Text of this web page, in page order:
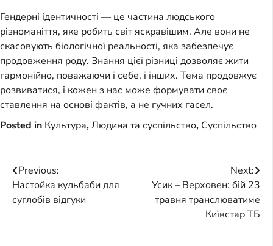
Гендерні ідентичності — це частина людського
різноманіття, яке робить світ яскравішим. Але вони не
скасовують біологічної реальності, яка забезпечує
продовження роду. Знання цієї різниці дозволяє жити
гармонійно, поважаючи і себе, і інших. Тема продовжує
розвиватися, і кожен з нас може формувати своє
ставлення на основі фактів, а не гучних гасел.
Posted in Культура,Людина та суспільство, Суспільство
Post
navigation
Previous:
Настойка кульбаби для
суглобів відгуки
Next:
Усик – Верховен: бій 23
травня транслюватиме
Київстар ТБ